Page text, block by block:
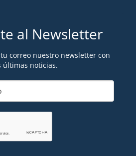
al Newsletter
correo nuestro newsletter con
últimas noticias.